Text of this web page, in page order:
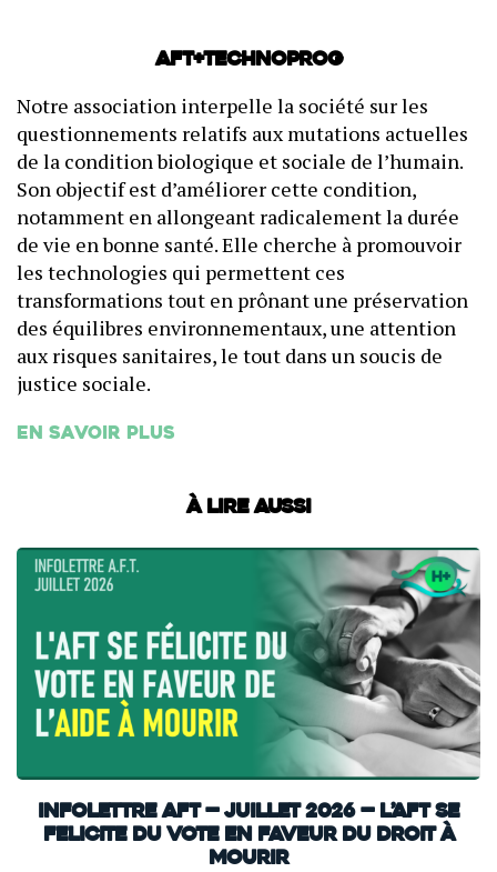
AFT+Technoprog
Notre association interpelle la société sur les
questionnements relatifs aux mutations actuelles
de la condition biologique et sociale de l’humain.
Son objectif est d’améliorer cette condition,
notamment en allongeant radicalement la durée
de vie en bonne santé. Elle cherche à promouvoir
les technologies qui permettent ces
transformations tout en prônant une préservation
des équilibres environnementaux, une attention
aux risques sanitaires, le tout dans un soucis de
justice sociale.
En savoir plus
À lire aussi
INFOLETTRE AFT — JUILLET 2026 — L’AFT SE
FELICITE DU VOTE EN FAVEUR DU DROIT À
MOURIR